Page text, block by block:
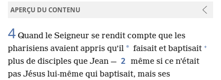
APERÇU DU CONTENU
4 Quand le Seigneur se rendit compte que les
pharisiens avaient appris qu’il * faisait et baptisait +
plus de disciples que Jean — 2 même si ce n’était
pas Jésus lui-​même qui baptisait, mais ses